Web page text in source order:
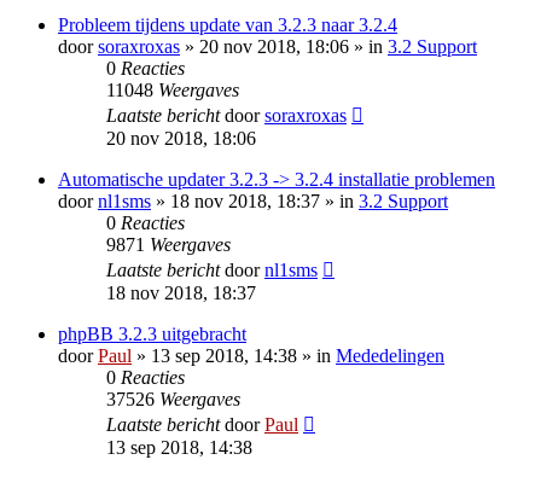
Probleem tijdens update van 3.2.3 naar 3.2.4
doorsoraxroxas » 20 nov 2018, 18:06 » in 3.2 Support
0 Reacties
11048 Weergaves
Laatste berichtdoorsoraxroxas
20 nov 2018, 18:06
Automatische updater 3.2.3 -> 3.2.4 installatie problemen
doornl1sms » 18 nov 2018, 18:37 » in 3.2 Support
0 Reacties
9871 Weergaves
Laatste berichtdoornl1sms
18 nov 2018, 18:37
phpBB 3.2.3 uitgebracht
doorPaul » 13 sep 2018, 14:38 » in Mededelingen
0 Reacties
37526 Weergaves
Laatste berichtdoorPaul
13 sep 2018, 14:38